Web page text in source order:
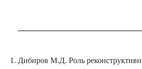
Дибиров М.Д. Роль